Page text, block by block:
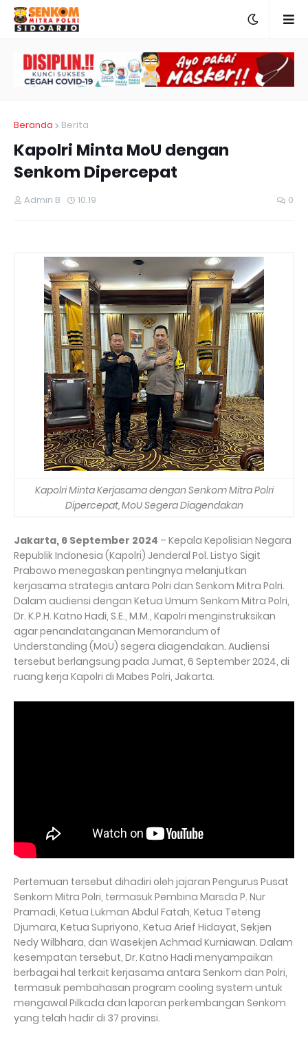
Beranda Berita
Kapolri Minta MoU dengan
Senkom Dipercepat
Admin B 10.19 0
Kapolri Minta Kerjasama dengan Senkom Mitra Polri
Dipercepat, MoU Segera Diagendakan
Jakarta, 6 September 2024 – Kepala Kepolisian Negara
Republik Indonesia (Kapolri) Jenderal Pol. Listyo Sigit
Prabowo menegaskan pentingnya melanjutkan
kerjasama strategis antara Polri dan Senkom Mitra Polri.
Dalam audiensi dengan Ketua Umum Senkom Mitra Polri,
Dr. K.P.H. Katno Hadi, S.E., M.M., Kapolri menginstruksikan
agar penandatanganan Memorandum of
Understanding (MoU) segera diagendakan. Audiensi
tersebut berlangsung pada Jumat, 6 September 2024, di
ruang kerja Kapolri di Mabes Polri, Jakarta.
Pertemuan tersebut dihadiri oleh jajaran Pengurus Pusat
Senkom Mitra Polri, termasuk Pembina Marsda P. Nur
Pramadi, Ketua Lukman Abdul Fatah, Ketua Teteng
Djumara, Ketua Supriyono, Ketua Arief Hidayat, Sekjen
Nedy Wilbhara, dan Wasekjen Achmad Kurniawan. Dalam
kesempatan tersebut, Dr. Katno Hadi menyampaikan
berbagai hal terkait kerjasama antara Senkom dan Polri,
termasuk pembahasan program cooling system untuk
mengawal Pilkada dan laporan perkembangan Senkom
yang telah hadir di 37 provinsi.